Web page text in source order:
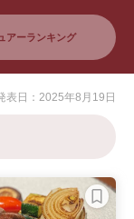
アーランキング
表日：2025年8月19日